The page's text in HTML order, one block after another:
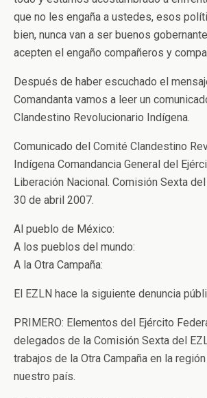
que no les engaña a ustedes, esos
bien, nunca van a ser buenos
acepten el engaño compañeros y
Después de haber escuchado el
Comandanta vamos a leer un
Clandestino Revolucionario Indígena.
Comunicado del Comité Clandestino
Indígena Comandancia General del
Liberación Nacional. Comisión Sexta
30 de abril 2007.
Al pueblo de México:
A los pueblos del mundo:
A la Otra Campaña:
El EZLN hace la siguiente denuncia
PRIMERO: Elementos del Ejército
delegados de la Comisión Sexta del
trabajos de la Otra Campaña en la
nuestro país.